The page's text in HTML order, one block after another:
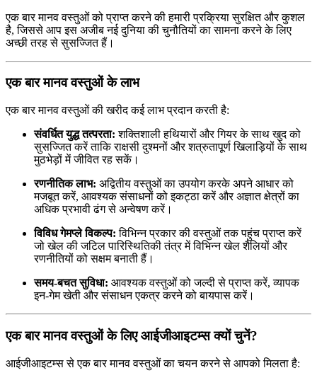
एक बार मानव वस्तुओं को प्राप्त करने की हमारी प्रक्रिया सुरक्षित और कुशल
है, जिससे आप इस अजीब नई दुनिया की चुनौतियों का सामना करने के लिए
अच्छी तरह से सुसज्जित हैं।
एक बार मानव वस्तुओं के लाभ
एक बार मानव वस्तुओं की खरीद कई लाभ प्रदान करती है:
संवर्धित युद्ध तत्परता: शक्तिशाली हथियारों और गियर के साथ खुद को
सुसज्जित करें ताकि राक्षसी दुश्मनों और शत्रुतापूर्ण खिलाड़ियों के साथ
मुठभेड़ों में जीवित रह सकें।
रणनीतिक लाभ: अद्वितीय वस्तुओं का उपयोग करके अपने आधार को
मजबूत करें, आवश्यक संसाधनों को इकट्ठा करें और अज्ञात क्षेत्रों का
अधिक प्रभावी ढंग से अन्वेषण करें।
विविध गेमप्ले विकल्प: विभिन्न प्रकार की वस्तुओं तक पहुंच प्राप्त करें
जो खेल की जटिल पारिस्थितिकी तंत्र में विभिन्न खेल शैलियों और
रणनीतियों को सक्षम बनाती हैं।
समय-बचत सुविधा: आवश्यक वस्तुओं को जल्दी से प्राप्त करें, व्यापक
इन-गेम खेती और संसाधन एकत्र करने को बायपास करें।
एक बार मानव वस्तुओं के लिए आईजीआइटम्स क्यों चुनें?
आईजीआइटम्स से एक बार मानव वस्तुओं का चयन करने से आपको मिलता है: